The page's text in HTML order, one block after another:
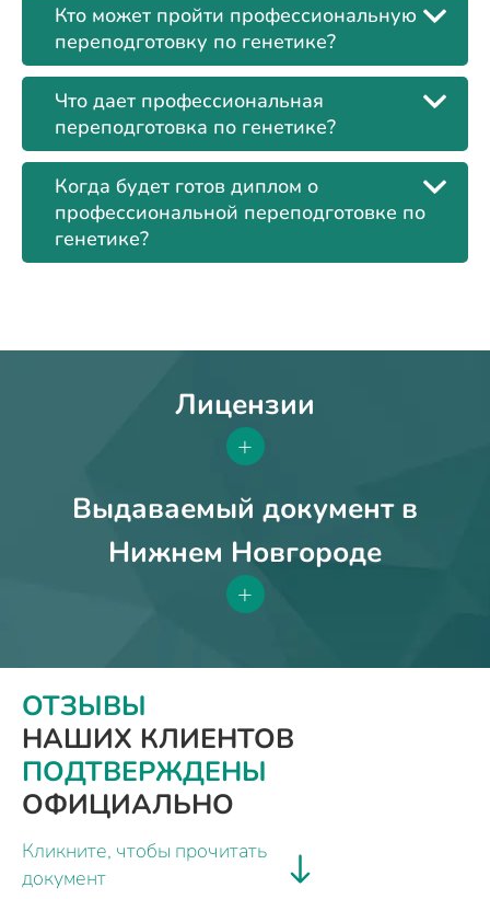
Кто может пройти профессиональную
переподготовку по генетике?
Что дает профессиональная
переподготовка по генетике?
Когда будет готов диплом о
профессиональной переподготовке по
генетике?
Лицензии
+
Выдаваемый документ в
Нижнем Новгороде
+
ОТЗЫВЫ
НАШИХ КЛИЕНТОВ
ПОДТВЕРЖДЕНЫ
ОФИЦИАЛЬНО
Кликните, чтобы прочитать
документ